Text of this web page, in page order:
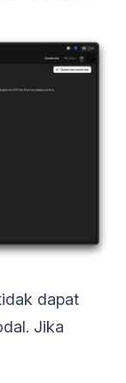
dapat
Jika